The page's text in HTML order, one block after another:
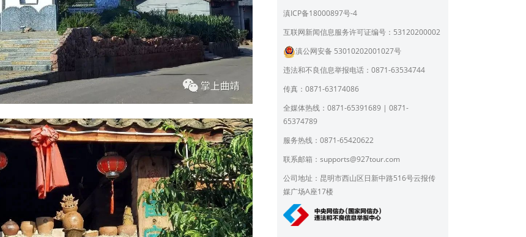
育厅
陕西省文化和旅游厅 甘肃省文化和旅游厅
青海省文化和旅游厅
宁夏回族自治区文化和旅
北京市文旅局
上海市文化和旅游局
员会
滇ICP备18000897号-4
互联网新闻信息服务许可证编号：53120200002
滇公网安备 53010202001027号
违法和不良信息举报电话：0871-63534744
传真：0871-63174086
全媒体热线：0871-65391689 | 0871-
65374789
服务热线：0871-65420622
联系邮箱： supports@927tour.com
公司地址：昆明市西山区日新中路516号云报传
媒广场A座17楼